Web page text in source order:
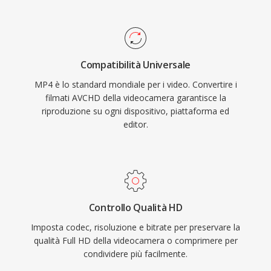
dispositivi mobili, le fotocamere digitali e le
librerie multimediali dei sistemi operativi. Il
video HTML5 con H.264 in MP4 è supportato
da tutti i principali browser web, affermando la
combinazione come base universale per la
distribuzione video sul web. L&#039;overhead
che trasporta, consente la distribuzione di
video di alta qualità a dimensioni di file pratiche
attraverso reti con larghezza di banda limitata
e dispositivi con spazio di archiviazione ridotto.
Compatibilità Universale
MP4 è lo standard mondiale per i video. Convertire i
filmati AVCHD della videocamera garantisce la
riproduzione su ogni dispositivo, piattaforma ed
editor.
Controllo Qualità HD
Imposta codec, risoluzione e bitrate per preservare la
qualità Full HD della videocamera o comprimere per
condividere più facilmente.